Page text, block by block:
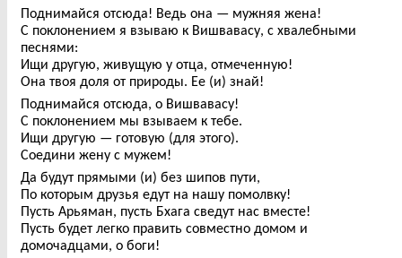
Поднимайся отсюда! Ведь она — мужняя жена!
С поклонением я взываю к Вишвавасу, с хвалебными
песнями:
Ищи другую, живущую у отца, отмеченную!
Она твоя доля от природы. Ее (и) знай!
Поднимайся отсюда, о Вишвавасу!
С поклонением мы взываем к тебе.
Ищи другую — готовую (для этого).
Соедини жену с мужем!
Да будут прямыми (и) без шипов пути,
По которым друзья едут на нашу помолвку!
Пусть Арьяман, пусть Бхага сведут нас вместе!
Пусть будет легко править совместно домом и
домочадцами, о боги!